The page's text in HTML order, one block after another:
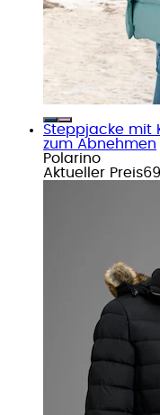
Steppjacke mit
zum Abnehmen
Polarino
Aktueller Preis